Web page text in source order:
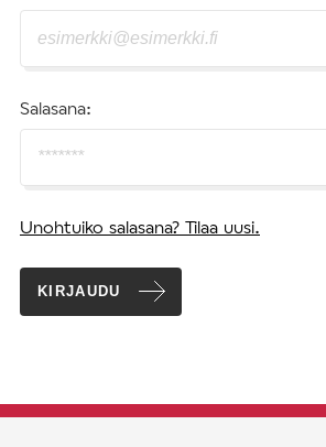
Salasana:
Unohtuiko salasana? Tilaa uusi.
KIRJAUDU